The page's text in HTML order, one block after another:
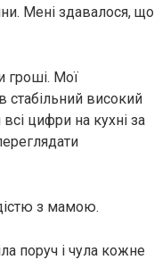
Мені здавалося, що
гроші. Мої
високий
цифри на кухні за
з мамою.
поруч і чула кожне